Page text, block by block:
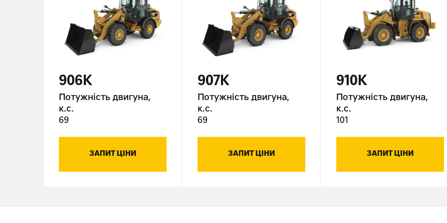
906K
Потужність двигуна,
к.с.
69
ЗАПИТ ЦІНИ
907K
Потужність двигуна,
к.с.
69
ЗАПИТ ЦІНИ
910K
Потужність двигуна,
к.с.
101
ЗАПИТ ЦІНИ